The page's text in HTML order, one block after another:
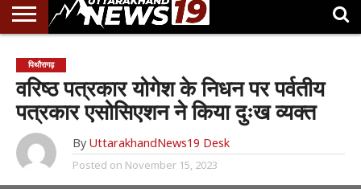
पिथौरागढ़
वरिष्ठ पत्रकार योगेश के निधन पर पर्वतीय
पत्रकार एसोसिएशन ने किया दुःख व्यक्त
By UttarakhandNews19 Desk
Posted on November 15, 2023